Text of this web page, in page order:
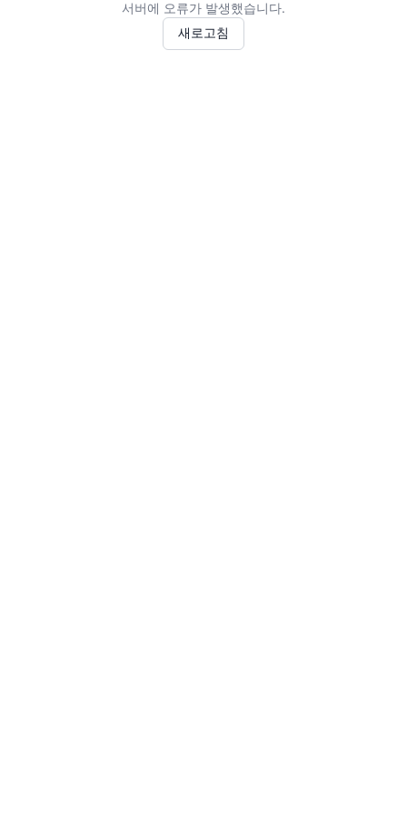
서버에 오류가 발생했습니다.
새로고침